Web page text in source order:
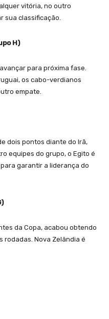
vitória, no outro
sua classificação.
H)
para próxima fase.
os cabo-verdianos
empate.
dois pontos diante do Irã,
equipes do grupo, o Egito é
garantir a liderança do
da Copa, acabou obtendo
rodadas. Nova Zelândia é